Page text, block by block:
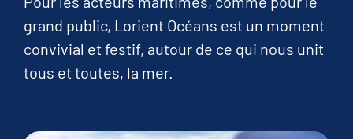
grand public, Lorient Océans est un moment
convivial et festif, autour de ce qui nous unit
tous et toutes, la mer.